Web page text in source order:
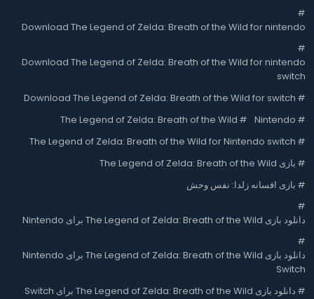
#
Download The Legend of Zelda: Breath of the Wild for nintendo
#
Download The Legend of Zelda: Breath of the Wild for nintendo
switch
#
Download The Legend of Zelda: Breath of the Wild for switch
#
Nintendo
#
The Legend of Zelda: Breath of the Wild
#
The Legend of Zelda: Breath of the Wild for Nintendo switch
# بازی The Legend of Zelda: Breath of the Wild
# بازی افسانه زلدا: نفس وحش
#
دانلود بازی The Legend of Zelda: Breath of the Wild برای Nintendo
#
دانلود بازی The Legend of Zelda: Breath of the Wild برای Nintendo
Switch
# دانلود بازی The Legend of Zelda: Breath of the Wild برای Switch